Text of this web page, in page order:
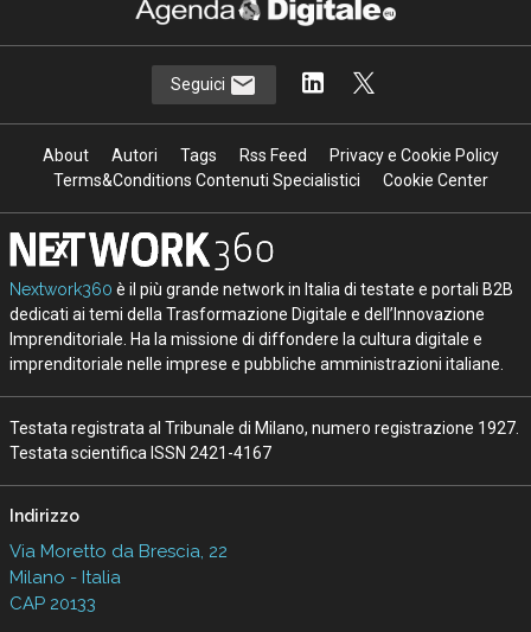
Seguici
About Autori Tags Rss Feed
Privacy e Cookie Policy
Terms&Conditions Contenuti Specialistici
Cookie Center
Nextwork360 è il più grande network in Italia di testate e portali B2B
dedicati ai temi della Trasformazione Digitale e dell’Innovazione
Imprenditoriale. Ha la missione di diffondere la cultura digitale e
imprenditoriale nelle imprese e pubbliche amministrazioni italiane.
Testata registrata al Tribunale di Milano, numero registrazione 1927.
Testata scientifica ISSN 2421-4167
Indirizzo
Via Moretto da Brescia, 22
Milano - Italia
CAP 20133